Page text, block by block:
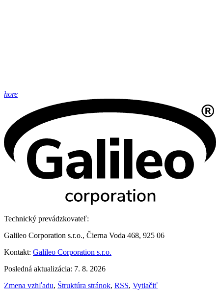
hore
Technický prevádzkovateľ:
Galileo Corporation s.r.o., Čierna Voda 468, 925 06
Kontakt: Galileo Corporation s.r.o.
Posledná aktualizácia: 7. 8. 2026
Zmena vzhľadu, Štruktúra stránok, RSS, Vytlačiť